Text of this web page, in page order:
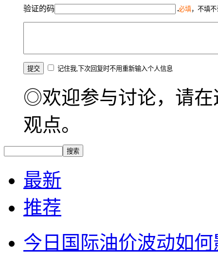
验证的码 必填，不填
记住我,下次回复时不用重新输入个人信息
◎欢迎参与讨论，请在
观点。
最新
推荐
今日国际油价波动如